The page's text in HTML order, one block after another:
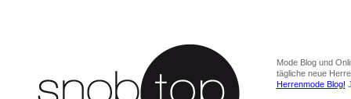
Mode Blog und
tägliche neue
Herrenmode Blog!